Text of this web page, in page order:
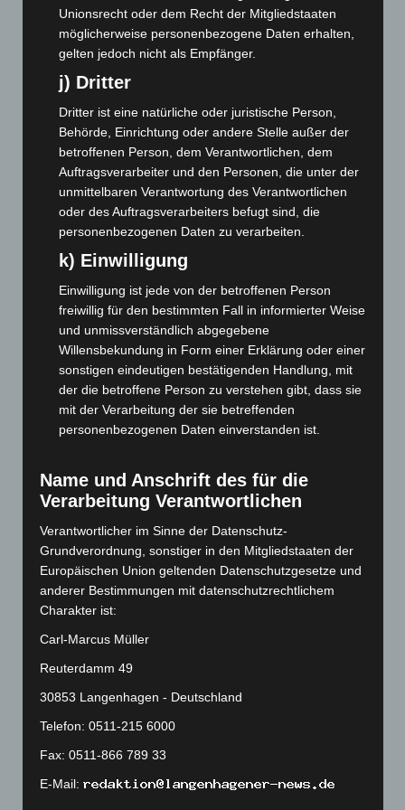
November 2024
(94)
Oktober 2024(93)
September 2024(112)
August 2024(107)
Juli 2024(89)
Juni 2024(107)
Mai 2024(149)
April 2024(102)
März 2024(103)
Februar 2024(103)
Januar 2024(111)
Dezember 2023
(130)
November 2023(130)
Oktober 2023(114)
September 2023(133)
August 2023(134)
Juni 2023(142)
Mai 2023 (139)
April 2023(155)
März 2023(174)
Februar 2023(154)
Dezember 2022(130)
November 2022(167)
Oktober 2022(166)
September 2022(205)
August 2022(166)
Juli 2022 (133)
Unionsrecht oder dem Recht der Mitgliedstaaten
möglicherweise personenbezogene Daten erhalten,
gelten jedoch nicht als Empfänger.
j) Dritter
Dritter ist eine natürliche oder juristische Person,
Behörde, Einrichtung oder andere Stelle außer der
betroffenen Person, dem Verantwortlichen, dem
Auftragsverarbeiter und den Personen, die unter der
unmittelbaren Verantwortung des Verantwortlichen
oder des Auftragsverarbeiters befugt sind, die
personenbezogenen Daten zu verarbeiten.
k) Einwilligung
Einwilligung ist jede von der betroffenen Person
freiwillig für den bestimmten Fall in informierter Weise
und unmissverständlich abgegebene
Willensbekundung in Form einer Erklärung oder einer
sonstigen eindeutigen bestätigenden Handlung, mit
der die betroffene Person zu verstehen gibt, dass sie
mit der Verarbeitung der sie betreffenden
personenbezogenen Daten einverstanden ist.
Name und Anschrift des für die
Verarbeitung Verantwortlichen
Verantwortlicher im Sinne der Datenschutz-
Grundverordnung, sonstiger in den Mitgliedstaaten der
Europäischen Union geltenden Datenschutzgesetze und
anderer Bestimmungen mit datenschutzrechtlichem
Charakter ist:
Carl-Marcus Müller
Reuterdamm 49
30853 Langenhagen - Deutschland
Telefon: 0511-215 6000
Fax: 0511-866 789 33
E-Mail: